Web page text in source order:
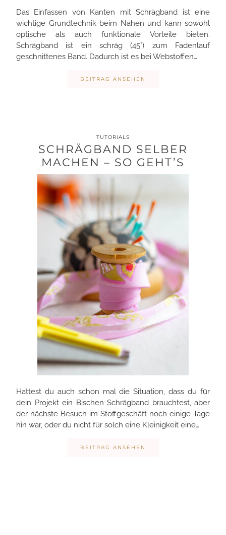
Das Einfassen von Kanten mit Schrägband ist eine
wichtige Grundtechnik beim Nähen und kann sowohl
optische als auch funktionale Vorteile bieten.
Schrägband ist ein schräg (45°) zum Fadenlauf
geschnittenes Band. Dadurch ist es bei Webstoffen…
BEITRAG ANSEHEN
TUTORIALS
SCHRÄGBAND SELBER
MACHEN – SO GEHT’S
Hattest du auch schon mal die Situation, dass du für
dein Projekt ein Bischen Schrägband brauchtest, aber
der nächste Besuch im Stoffgeschäft noch einige Tage
hin war, oder du nicht für solch eine Kleinigkeit eine…
BEITRAG ANSEHEN